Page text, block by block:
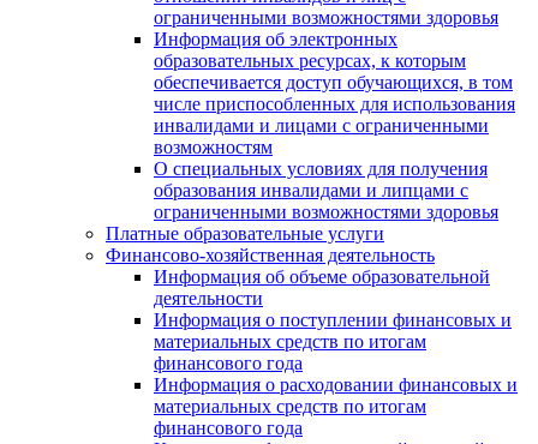
ограниченными возможностями здоровья
Информация об электронных
образовательных ресурсах, к которым
обеспечивается доступ обучающихся, в том
числе приспособленных для использования
инвалидами и лицами с ограниченными
возможностям
О специальных условиях для получения
образования инвалидами и липцами с
ограниченными возможностями здоровья
Платные образовательные услуги
Финансово-хозяйственная деятельность
Информация об объеме образовательной
деятельности
Информация о поступлении финансовых и
материальных средств по итогам
финансового года
Информация о расходовании финансовых и
материальных средств по итогам
финансового года